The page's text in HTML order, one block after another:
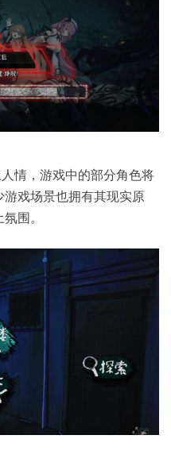
情，游戏中的部分角色将
戏场景也拥有其现实原
围。